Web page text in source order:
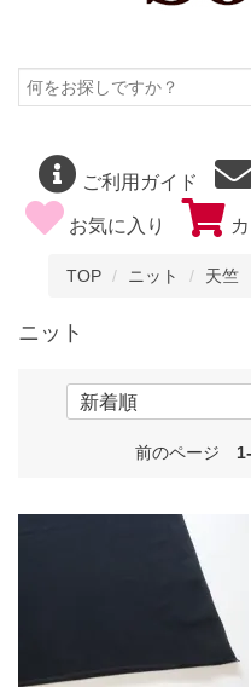
ご利用ガイド
お気に入り
TOP ニット 天竺
ニット
前のページ